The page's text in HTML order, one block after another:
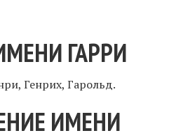
ГАРРИ
Генрих, Гарольд.
ИМЕНИ